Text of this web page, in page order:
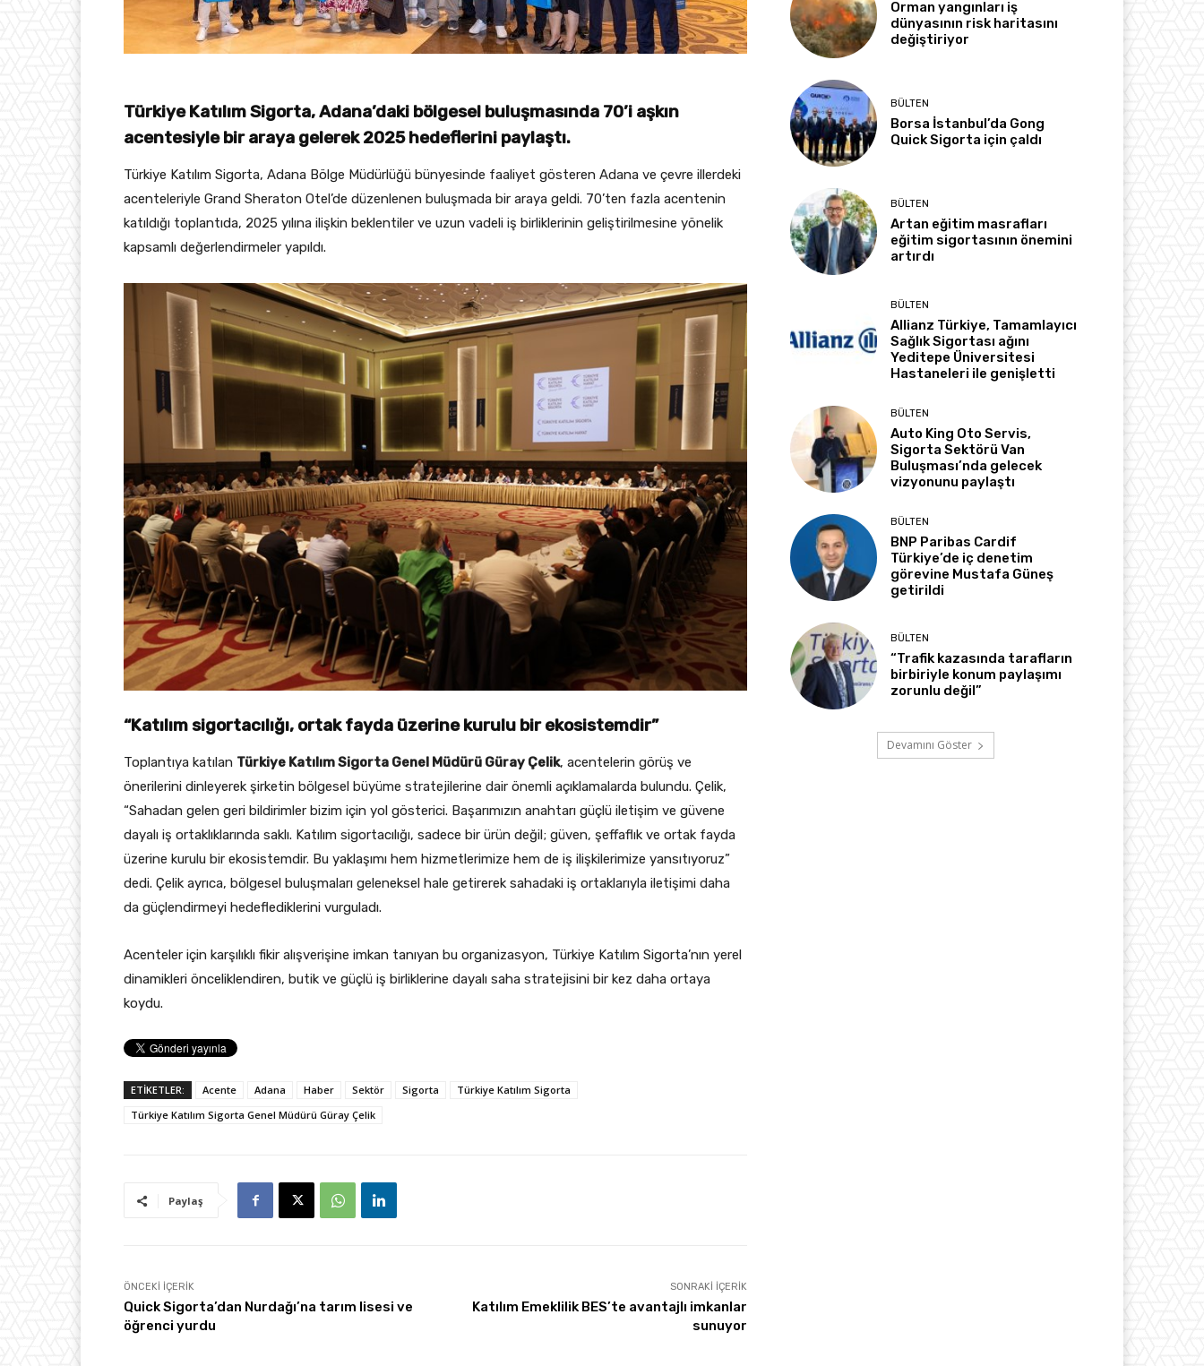
Türkiye Katılım Sigorta, Adana’daki bölgesel buluşmasında 70’i aşkın
acentesiyle bir araya gelerek 2025 hedeflerini paylaştı.
Türkiye Katılım Sigorta, Adana Bölge Müdürlüğü bünyesinde faaliyet gösteren Adana ve çevre illerdeki
acenteleriyle Grand Sheraton Otel’de düzenlenen buluşmada bir araya geldi. 70’ten fazla acentenin
katıldığı toplantıda, 2025 yılına ilişkin beklentiler ve uzun vadeli iş birliklerinin geliştirilmesine yönelik
kapsamlı değerlendirmeler yapıldı.
“Katılım sigortacılığı, ortak fayda üzerine kurulu bir ekosistemdir”
Toplantıya katılan Türkiye Katılım Sigorta Genel Müdürü Güray Çelik, acentelerin görüş ve
önerilerini dinleyerek şirketin bölgesel büyüme stratejilerine dair önemli açıklamalarda bulundu. Çelik,
“Sahadan gelen geri bildirimler bizim için yol gösterici. Başarımızın anahtarı güçlü iletişim ve güvene
dayalı iş ortaklıklarında saklı. Katılım sigortacılığı, sadece bir ürün değil; güven, şeffaflık ve ortak fayda
üzerine kurulu bir ekosistemdir. Bu yaklaşımı hem hizmetlerimize hem de iş ilişkilerimize yansıtıyoruz”
dedi. Çelik ayrıca, bölgesel buluşmaları geleneksel hale getirerek sahadaki iş ortaklarıyla iletişimi daha
da güçlendirmeyi hedeflediklerini vurguladı.
Acenteler için karşılıklı fikir alışverişine imkan tanıyan bu organizasyon, Türkiye Katılım Sigorta’nın yerel
dinamikleri önceliklendiren, butik ve güçlü iş birliklerine dayalı saha stratejisini bir kez daha ortaya
koydu.
ETİKETLER: Acente Adana Haber Sektör Sigorta
Türkiye Katılım Sigorta
Türkiye Katılım Sigorta Genel Müdürü Güray Çelik
Paylaş
ÖNCEKI İÇERIK
Quick Sigorta’dan Nurdağı’na tarım lisesi ve
öğrenci yurdu
SONRAKI İÇERIK
Katılım Emeklilik BES’te avantajlı imkanlar
sunuyor
Orman yangınları iş
dünyasının risk haritasını
değiştiriyor
BÜLTEN
Borsa İstanbul’da Gong
Quick Sigorta için çaldı
BÜLTEN
Artan eğitim masrafları
eğitim sigortasının önemini
artırdı
BÜLTEN
Allianz Türkiye, Tamamlayıcı
Sağlık Sigortası ağını
Yeditepe Üniversitesi
Hastaneleri ile genişletti
BÜLTEN
Auto King Oto Servis,
Sigorta Sektörü Van
Buluşması’nda gelecek
vizyonunu paylaştı
BÜLTEN
BNP Paribas Cardif
Türkiye’de iç denetim
görevine Mustafa Güneş
getirildi
BÜLTEN
“Trafik kazasında tarafların
birbiriyle konum paylaşımı
zorunlu değil”
Devamını Göster